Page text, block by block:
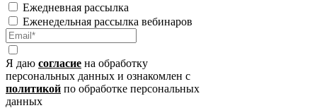
Ежедневная рассылка
Еженедельная рассылка вебинаров
Я даю согласие на обработку
персональных данных и ознакомлен с
политикой по обработке персональных
данных